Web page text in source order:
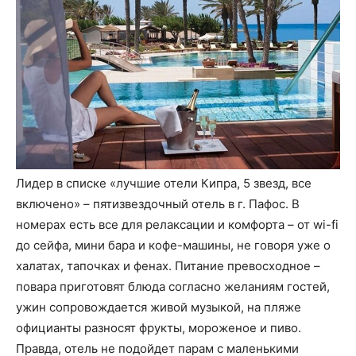
Лидер в списке «лучшие отели Кипра, 5 звезд, все
включено» – пятизвездочный отель в г. Пафос. В
номерах есть все для релаксации и комфорта – от wi-fi
до сейфа, мини бара и кофе-машины, не говоря уже о
халатах, тапочках и фенах. Питание превосходное –
повара приготовят блюда согласно желаниям гостей,
ужин сопровождается живой музыкой, на пляже
официанты разносят фрукты, мороженое и пиво.
Правда, отель не подойдет парам с маленькими